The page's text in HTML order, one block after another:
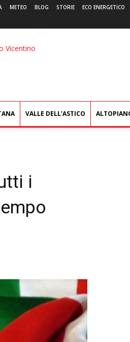
METEO BLOG STORIE ECO ENERGETICO
L'Eco
VALLE DELL’ASTICO
i